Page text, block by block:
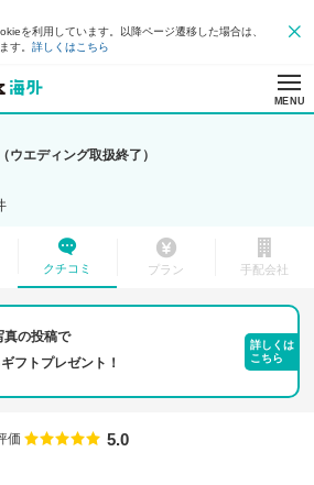
を利用しています。以降ページ遷移した場合は、
す。 詳しくはこちら
MENU
ウエディング取扱終了）
クチコミ プラン 手配会社
真の投稿で
フトプレゼント！
詳しくは
こちら
価 点数
5.0